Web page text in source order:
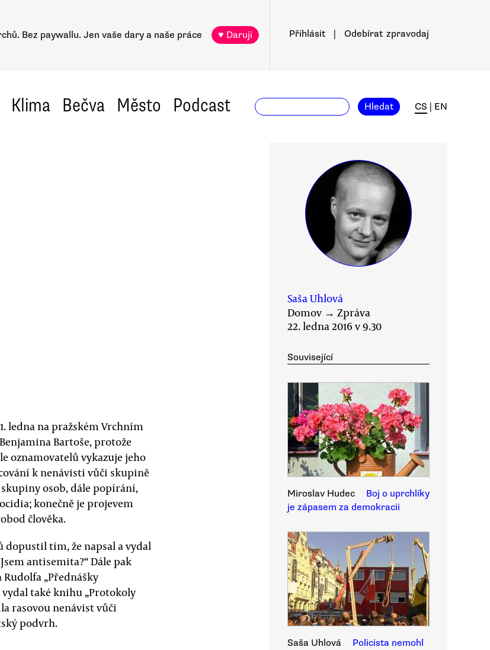
Bez paywallu. Jen vaše dary a naše práce ♥ Daruji Přihlásit Odebírat zpravodaj
Klima Bečva Město Podcast Hledat CS EN
ledna na pražském Vrchním
Bartoše, protože
oznamovatelů vykazuje jeho
k nenávisti vůči skupině
osob, dále popírání,
konečně je projevem
člověka.
dopustil tím, že napsal a vydal
antisemita?“ Dále pak
„Přednášky
také knihu „Protokoly
rasovou nenávist vůči
podvrh.
Saša Uhlová
Domov → Zpráva
22. ledna 2016 v 9.30
Související
Miroslav Hudec
Boj o uprchlíky
je zápasem za demokracii
Saša Uhlová
Policista nemohl